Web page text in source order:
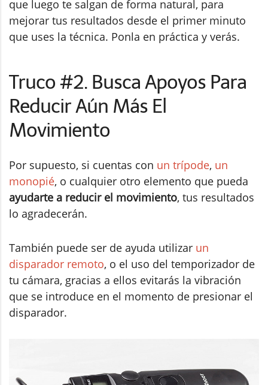
que luego te salgan de forma natural, para
mejorar tus resultados desde el primer minuto
que uses la técnica. Ponla en práctica y verás.
Truco #2. Busca Apoyos Para
Reducir Aún Más El
Movimiento
Por supuesto, si cuentas con un trípode, un
monopié, o cualquier otro elemento que pueda
ayudarte a reducir el movimiento, tus resultados
lo agradecerán.
También puede ser de ayuda utilizar un
disparador remoto, o el uso del temporizador de
tu cámara, gracias a ellos evitarás la vibración
que se introduce en el momento de presionar el
disparador.